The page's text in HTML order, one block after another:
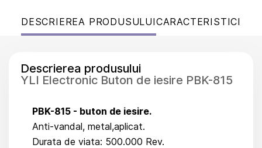
DESCRIEREA PRODUSULUICARACTERISTICI
Descrierea produsului
YLI Electronic Buton de iesire PBK-815
PBK-815 - buton de iesire.
Anti-vandal, metal,aplicat.
Durata de viata: 500.000 Rev.